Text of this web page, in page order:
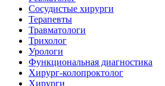
Сосудистые хирурги
Терапевты
Травматологи
Трихолог
Урологи
Функциональная диагностика
Хирург-колопроктолог
Хирурги